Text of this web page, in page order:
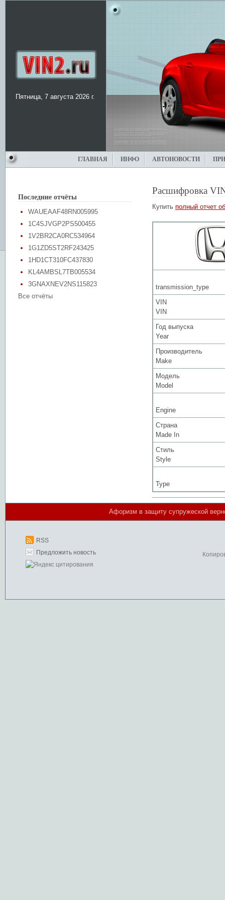
Пятница, 7 августа 2026 г.
ГЛАВНАЯ ИНФО АВТОНОВОСТИ
Последние отчёты
WAUEAAF48RN005995
1C4SJVGP2PS500455
1V2BR2CA0RC534964
1G1ZD5ST2RF243425
1HD1CT310FC437830
KL4AMBSL7TB005534
3GNAXNEV2NS115823
Все отчёты
Расшифровка
Купить полный отчет
transmission_type
VIN
VIN
Год выпуска
Year
Производитель
Make
Модель
Model
Engine
Страна
Made In
Стиль
Style
Type
Афоризм в защиту супружеской
RSS
Предложить новость